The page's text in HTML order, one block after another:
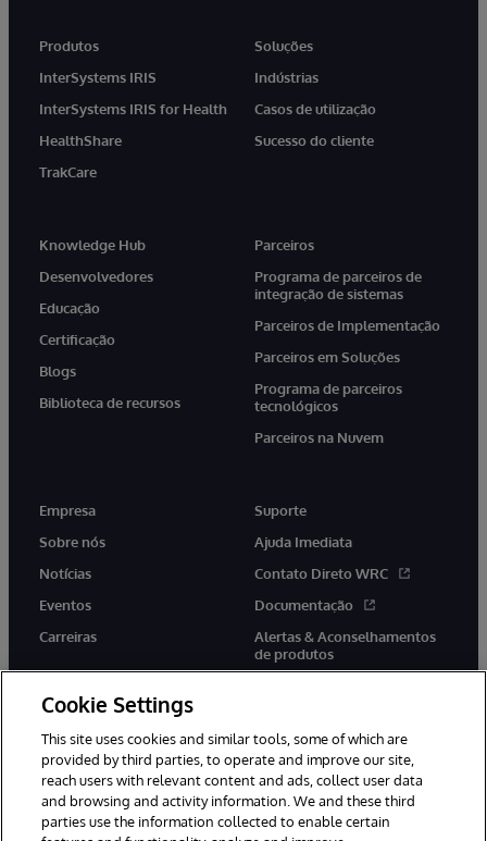
Produtos
InterSystems IRIS
InterSystems IRIS for Health
HealthShare
TrakCare
Soluções
Indústrias
Casos de utilização
Sucesso do cliente
Knowledge Hub
Desenvolvedores
Educação
Certificação
Blogs
Biblioteca de recursos
Parceiros
Programa de parceiros de
integração de sistemas
Parceiros de Implementação
Parceiros em Soluções
Programa de parceiros
tecnológicos
Parceiros na Nuvem
Empresa
Sobre nós
Notícias
Eventos
Carreiras
Suporte
Ajuda Imediata
Contato Direto WRC
Documentação
Alertas & Aconselhamentos
de produtos
twitter youtubefacebooklinkedin
Cookie Settings
This site uses cookies and similar tools, some of which are
provided by third parties, to operate and improve our site,
reach users with relevant content and ads, collect user data
and browsing and activity information. We and these third
parties use the information collected to enable certain